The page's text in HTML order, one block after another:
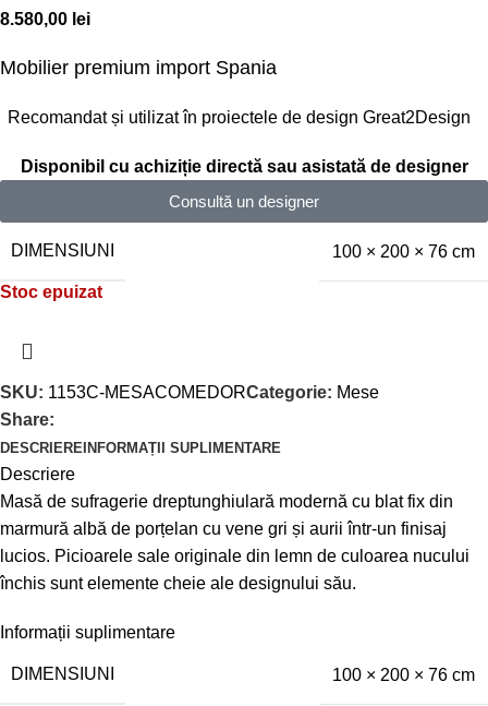
8.580,00 lei
Mobilier premium import Spania
Recomandat și utilizat în proiectele de design Great2Design
Disponibil cu achiziție directă sau asistată de designer
Consultă un designer
DIMENSIUNI 100 × 200 × 76 cm
Stoc epuizat
SKU: 1153C-MESACOMEDORCategorie: Mese
Share:
DESCRIERE INFORMAȚII SUPLIMENTARE
Descriere
Masă de sufragerie dreptunghiulară modernă cu blat fix din
marmură albă de porțelan cu vene gri și aurii într-un finisaj
lucios. Picioarele sale originale din lemn de culoarea nucului
închis sunt elemente cheie ale designului său.
Informații suplimentare
DIMENSIUNI 100 × 200 × 76 cm